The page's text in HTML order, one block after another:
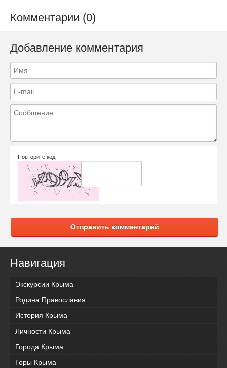
Комментарии (0)
Добавление комментария
Повторите код:
Отправить комментарий
Навигация
Экскурсии Крыма
Родина Православия
История Крыма
Личности Крыма
Города Крыма
Горы Крыма